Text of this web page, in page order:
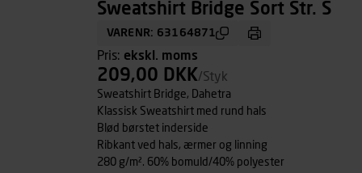
Sweatshirt Bridge Sort Str. S
VARENR: 63164871
Pris: ekskl. moms
209,00 DKK/Styk
Sweatshirt Bridge, Dahetra
Klassisk Sweatshirt med rund hals
Blød børstet inderside
Ribkant ved hals, ærmer og linning
280 g/m². 60% bomuld/40% polyester